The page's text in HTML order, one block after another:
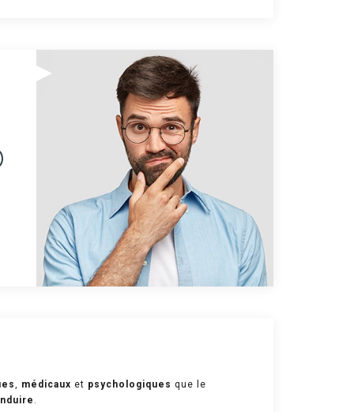
médicaux et psychologiques que le